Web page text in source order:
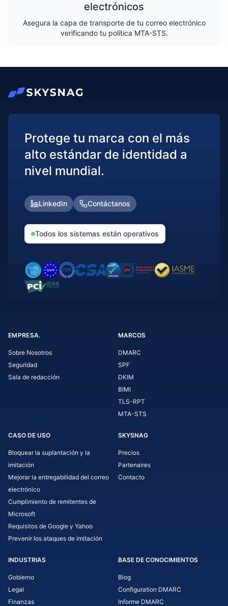
electrónicos
Asegura la capa de transporte de tu correo electrónico
verificando tu política MTA-STS.
Protege tu marca con el más
alto estándar de identidad a
nivel mundial.
LinkedIn Contáctanos
Todos los sistemas están operativos
EMPRESA.
Sobre Nosotros
Seguridad
Sala de redacción
MARCOS
DMARC
SPF
DKIM
BIMI
TLS-RPT
MTA-STS
CASO DE USO
Bloquear la suplantación y la
imitación
Mejorar la entregabilidad del correo
electrónico
Cumplimiento de remitentes de
Microsoft
Requisitos de Google y Yahoo
Prevenir los ataques de imitación
SKYSNAG
Precios
Partenaires
Contacto
INDUSTRIAS
Gobierno
Legal
Finanzas
BASE DE CONOCIMIENTOS
Blog
Configuration DMARC
Informe DMARC